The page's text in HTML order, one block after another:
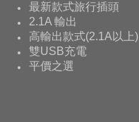
最新款式旅行插頭
2.1A 輸出
高輸出款式(2.1A以上)
雙USB充電
平價之選